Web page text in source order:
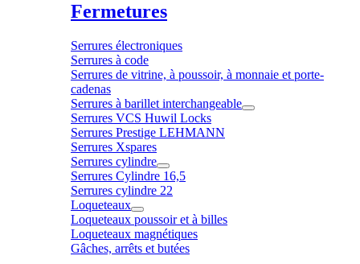
Fermetures
Serrures électroniques
Serrures à code
Serrures de vitrine, à poussoir, à monnaie et porte-
cadenas
Serrures à barillet interchangeable
Serrures VCS Huwil Locks
Serrures Prestige LEHMANN
Serrures Xspares
Serrures cylindre
Serrures Cylindre 16,5
Serrures cylindre 22
Loqueteaux
Loqueteaux poussoir et à billes
Loqueteaux magnétiques
Gâches, arrêts et butées